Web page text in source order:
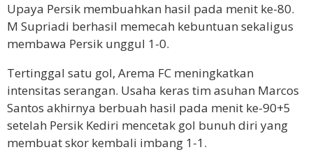
Upaya Persik membuahkan hasil pada menit ke-80.
M Supriadi berhasil memecah kebuntuan sekaligus
membawa Persik unggul 1-0.
Tertinggal satu gol, Arema FC meningkatkan
intensitas serangan. Usaha keras tim asuhan Marcos
Santos akhirnya berbuah hasil pada menit ke-90+5
setelah Persik Kediri mencetak gol bunuh diri yang
membuat skor kembali imbang 1-1.